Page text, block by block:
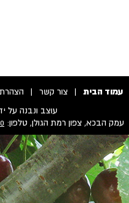
עמוד הבית | צור קשר | הצהרת
עוצב ונבנה על
עמק הבכא, צפון רמת הגולן, טלפון: